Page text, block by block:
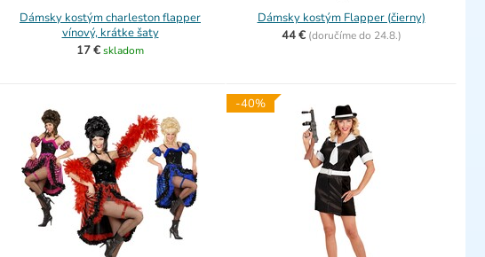
Dámsky kostým charleston flapper
vínový, krátke šaty
17 €skladom
Dámsky kostým Flapper (čierny)
44 € (doručíme do 24.8.)
-40%